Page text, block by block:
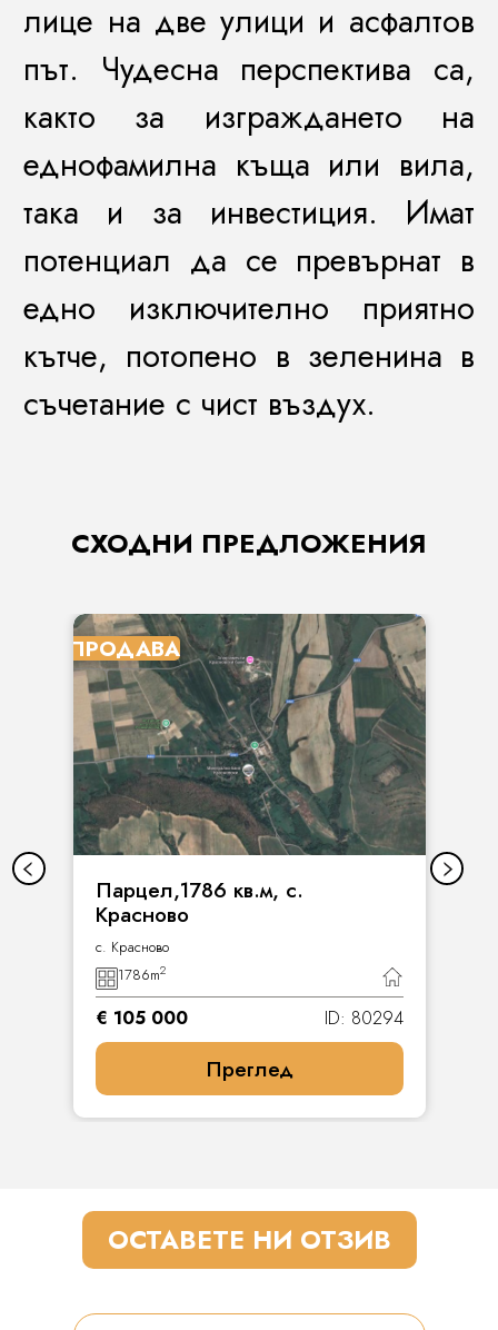
лице на две улици и асфалтов
път. Чудесна перспектива са,
както за изграждането на
еднофамилна къща или вила,
така и за инвестиция. Имат
потенциал да се превърнат в
едно изключително приятно
кътче, потопено в зеленина в
съчетание с чист въздух.
СХОДНИ ПРЕДЛОЖЕНИЯ
ПРОДАВА
Парцел,1786 кв.м, с.
Красново
с. Красново
1786m2
€ 105 000 ID: 80294
Преглед
ОСТАВЕТЕ НИ ОТЗИВ